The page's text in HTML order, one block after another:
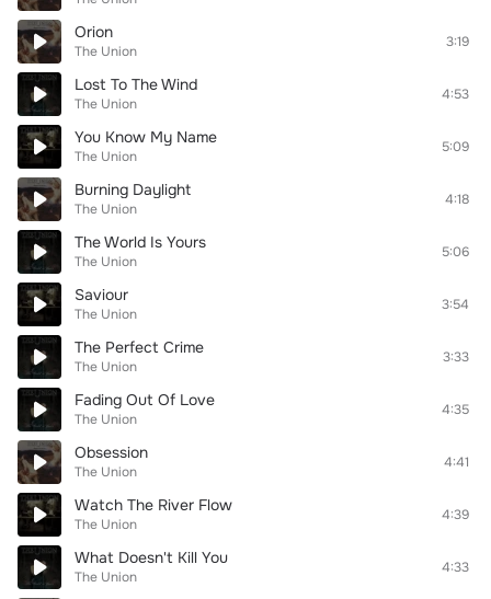
Orion
The Union
3:19
Lost To The Wind
The Union
4:53
You Know My Name
The Union
5:09
Burning Daylight
The Union
4:18
The World Is Yours
The Union
5:06
Saviour
The Union
3:54
The Perfect Crime
The Union
3:33
Fading Out Of Love
The Union
4:35
Obsession
The Union
4:41
Watch The River Flow
The Union
4:39
What Doesn't Kill You
The Union
4:33